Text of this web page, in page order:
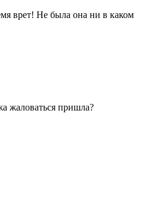
врет! Не была она ни в каком
жаловаться пришла?